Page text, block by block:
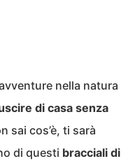
nella natura
di casa senza
sai cos’è, ti sarà
di questi bracciali di